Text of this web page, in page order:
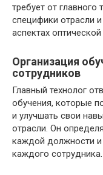
требует от главного
специфики отрасли
аспектах оптической
Организация
сотрудников
Главный технолог
обучения, которые
и улучшать свои
отрасли. Он
каждой должности и
каждого сотрудника.